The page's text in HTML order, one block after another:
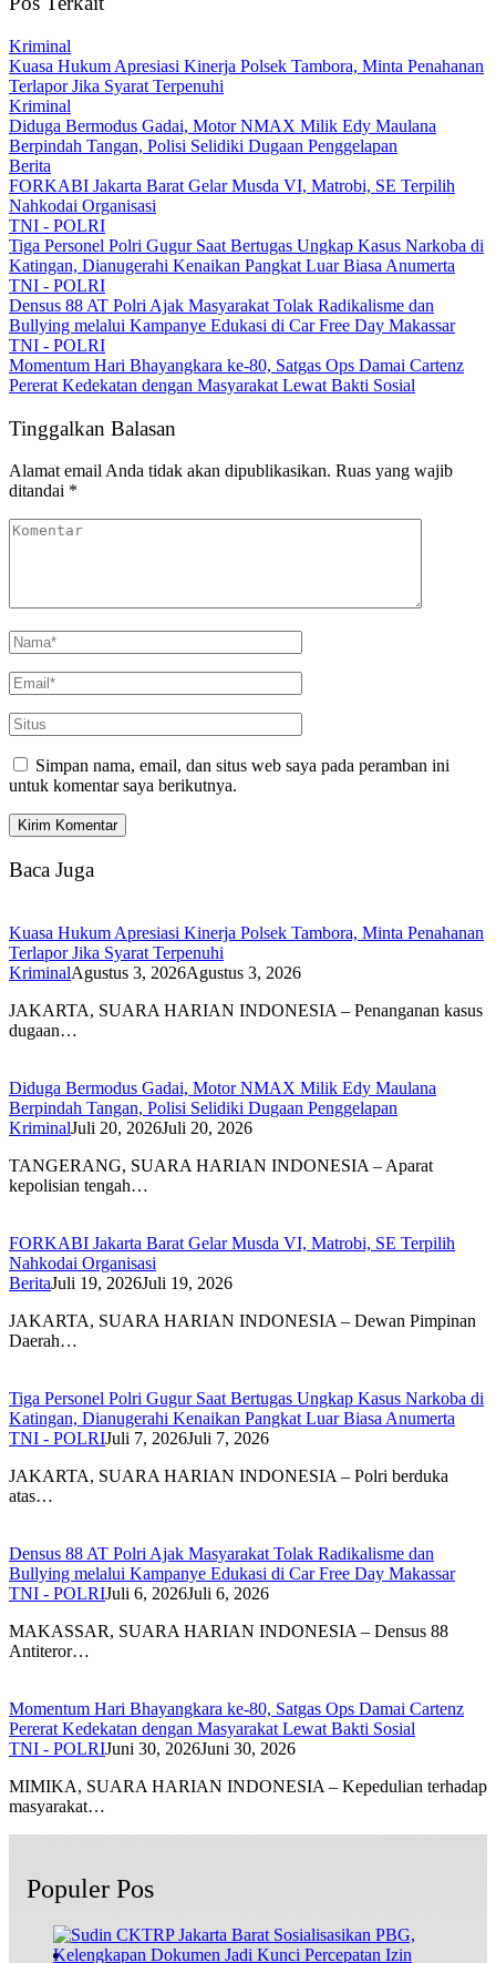
Kriminal
Kuasa Hukum Apresiasi Kinerja Polsek Tambora, Minta Penahanan
Terlapor Jika Syarat Terpenuhi
Kriminal
Diduga Bermodus Gadai, Motor NMAX Milik Edy Maulana
Berpindah Tangan, Polisi Selidiki Dugaan Penggelapan
Berita
FORKABI Jakarta Barat Gelar Musda VI, Matrobi, SE Terpilih
Nahkodai Organisasi
TNI - POLRI
Tiga Personel Polri Gugur Saat Bertugas Ungkap Kasus Narkoba di
Katingan, Dianugerahi Kenaikan Pangkat Luar Biasa Anumerta
TNI - POLRI
Densus 88 AT Polri Ajak Masyarakat Tolak Radikalisme dan
Bullying melalui Kampanye Edukasi di Car Free Day Makassar
TNI - POLRI
Momentum Hari Bhayangkara ke-80, Satgas Ops Damai Cartenz
Pererat Kedekatan dengan Masyarakat Lewat Bakti Sosial
Tinggalkan Balasan
Alamat email Anda tidak akan dipublikasikan. Ruas yang wajib
ditandai *
Simpan nama, email, dan situs web saya pada peramban ini
untuk komentar saya berikutnya.
Baca Juga
Kuasa Hukum Apresiasi Kinerja Polsek Tambora, Minta Penahanan
Terlapor Jika Syarat Terpenuhi
KriminalAgustus 3, 2026Agustus 3, 2026
JAKARTA, SUARA HARIAN INDONESIA – Penanganan kasus
dugaan…
Diduga Bermodus Gadai, Motor NMAX Milik Edy Maulana
Berpindah Tangan, Polisi Selidiki Dugaan Penggelapan
KriminalJuli 20, 2026Juli 20, 2026
TANGERANG, SUARA HARIAN INDONESIA – Aparat
kepolisian tengah…
FORKABI Jakarta Barat Gelar Musda VI, Matrobi, SE Terpilih
Nahkodai Organisasi
BeritaJuli 19, 2026Juli 19, 2026
JAKARTA, SUARA HARIAN INDONESIA – Dewan Pimpinan
Daerah…
Tiga Personel Polri Gugur Saat Bertugas Ungkap Kasus Narkoba di
Katingan, Dianugerahi Kenaikan Pangkat Luar Biasa Anumerta
TNI - POLRIJuli 7, 2026Juli 7, 2026
JAKARTA, SUARA HARIAN INDONESIA – Polri berduka
atas…
Densus 88 AT Polri Ajak Masyarakat Tolak Radikalisme dan
Bullying melalui Kampanye Edukasi di Car Free Day Makassar
TNI - POLRIJuli 6, 2026Juli 6, 2026
MAKASSAR, SUARA HARIAN INDONESIA – Densus 88
Antiteror…
Momentum Hari Bhayangkara ke-80, Satgas Ops Damai Cartenz
Pererat Kedekatan dengan Masyarakat Lewat Bakti Sosial
TNI - POLRIJuni 30, 2026Juni 30, 2026
MIMIKA, SUARA HARIAN INDONESIA – Kepedulian terhadap
masyarakat…
Populer Pos